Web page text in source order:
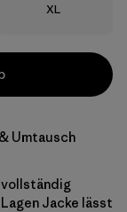
Größe
XL
Umtausch
Jacke lässt